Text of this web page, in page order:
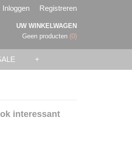
Inloggen Registreren
UW WINKELWAGEN
Geen producten (0)
+
interessant